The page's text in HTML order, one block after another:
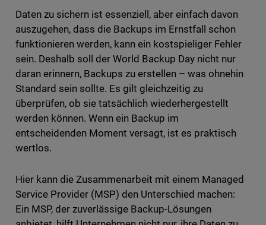
Daten zu sichern ist essenziell, aber einfach davon
auszugehen, dass die Backups im Ernstfall schon
funktionieren werden, kann ein kostspieliger Fehler
sein. Deshalb soll der World Backup Day nicht nur
daran erinnern, Backups zu erstellen – was ohnehin
Standard sein sollte. Es gilt gleichzeitig zu
überprüfen, ob sie tatsächlich wiederhergestellt
werden können. Wenn ein Backup im
entscheidenden Moment versagt, ist es praktisch
wertlos.
Hier kann die Zusammenarbeit mit einem Managed
Service Provider (MSP) den Unterschied machen:
Ein MSP, der zuverlässige Backup-Lösungen